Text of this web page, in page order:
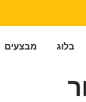
בלוג מבצעים